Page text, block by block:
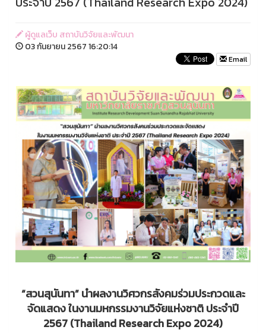
ผู้ดูแลเว็บ สถาบันวิจัยและพัฒนา
03 กันยายน 2567 16:20:14
Email
“สวนสุนันทา” นำผลงานวิศวกรสังคมร่วมประกวดและ
จัดแสดง ในงานมหกรรมงานวิจัยแห่งชาติ ประจำปี
2567 (Thailand Research Expo 2024)